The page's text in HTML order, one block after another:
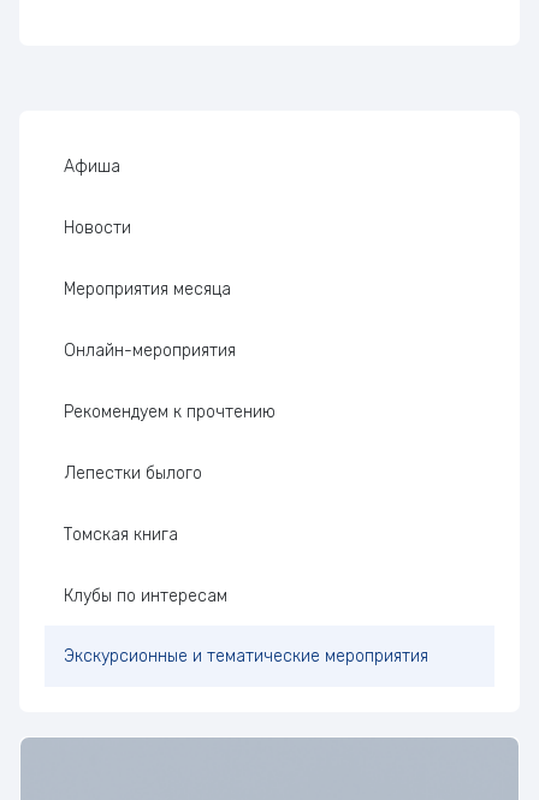
Афиша
Новости
Мероприятия месяца
Онлайн-мероприятия
Рекомендуем к прочтению
Лепестки былого
Томская книга
Клубы по интересам
Экскурсионные и тематические мероприятия